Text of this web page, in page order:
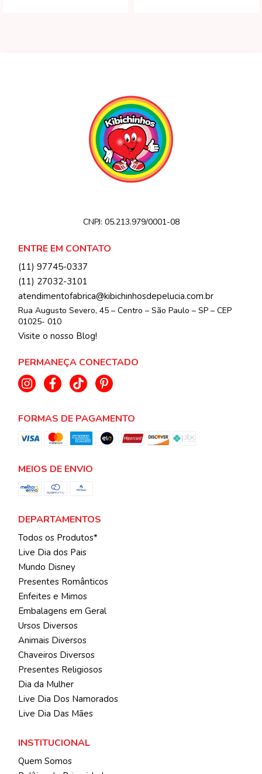
CNPJ: 05.213.979/0001-08
ENTRE EM CONTATO
(11) 97745-0337
(11) 27032-3101
atendimentofabrica@kibichinhosdepelucia.com.br
Rua Augusto Severo, 45 – Centro – São Paulo – SP – CEP
01025- 010
Visite o nosso Blog!
PERMANEÇA CONECTADO
FORMAS DE PAGAMENTO
MEIOS DE ENVIO
DEPARTAMENTOS
Todos os Produtos*
Live Dia dos Pais
Mundo Disney
Presentes Românticos
Enfeites e Mimos
Embalagens em Geral
Ursos Diversos
Animais Diversos
Chaveiros Diversos
Presentes Religiosos
Dia da Mulher
Live Dia Dos Namorados
Live Dia Das Mães
INSTITUCIONAL
Quem Somos